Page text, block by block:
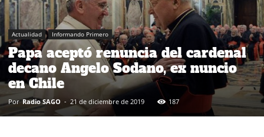
Actualidad Informando Primero
Papa aceptó renuncia del cardenal
decano Angelo Sodano, ex nuncio
en Chile
Por Radio SAGO - 21 de diciembre de 2019 187